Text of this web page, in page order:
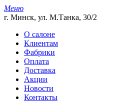
Меню
г. Минск, ул. М.Танка, 30/2
О салоне
Клиентам
Фабрики
Оплата
Доставка
Акции
Новости
Контакты